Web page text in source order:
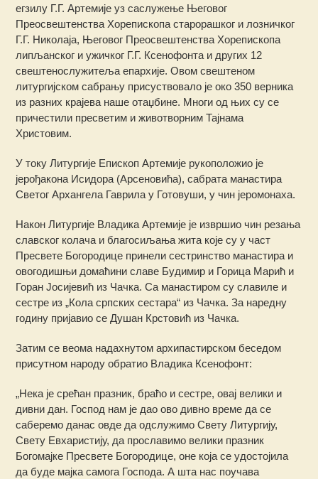
егзилу Г.Г. Артемијеуз саслужење Његовог
Преосвештенства Хорепископа старорашког и лозничког
Г.Г. Николаја, Његовог Преосвештенства Хорепископа
липљанског и ужичког Г.Г. Ксенофонта и других 12
свештенослужитеља епархије. Овом свештеном
литургијском сабрању присуствовало је око 350 верника
из разних крајева наше отаџбине. Многи од њих су се
причестили пресветим и животворним Тајнама
Христовим.
У току Литургије Епископ Артемије рукоположио је
јерођакона Исидора (Арсеновића), сабрата манастира
Светог Архангела Гаврила у Готовуши, у чин јеромонаха.
Након Литургије Владика Артемије је извршио чин резања
славског колача и благосиљања жита које су у част
Пресвете Богородице принели сестринство манастира и
овогодишњи домаћини славе Будимир и Горица Марић и
Горан Јосијевић из Чачка. Са манастиром су славиле и
сестре из „Кола српских сестара“ из Чачка. За наредну
годину пријавио се Душан Крстовић из Чачка.
Затим се веома надахнутом архипастирском беседом
присутном народу обратио Владика Ксенофонт:
„Нека је срећан празник, браћо и сестре, овај велики и
дивни дан. Господ нам је дао ово дивно време да се
саберемо данас овде да одслужимо Свету Литургију,
Свету Евхаристију, да прославимо велики празник
Богомајке Пресвете Богородице, оне која се удостојила
да буде мајка самога Господа. А шта нас поучава